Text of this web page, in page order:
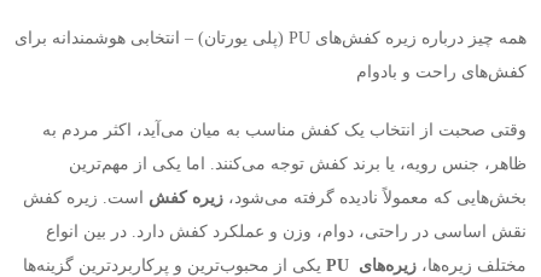
همه چیز درباره زیره کفش‌های PU (پلی یورتان) – انتخابی هوشمندانه برای
کفش‌های راحت و بادوام
وقتی صحبت از انتخاب یک کفش مناسب به میان می‌آید، اکثر مردم به
ظاهر، جنس رویه، یا برند کفش توجه می‌کنند. اما یکی از مهم‌ترین
بخش‌هایی که معمولاً نادیده گرفته می‌شود، زیره کفش است. زیره کفش
نقش اساسی در راحتی، دوام، وزن و عملکرد کفش دارد. در بین انواع
مختلف زیره‌ها، زیره‌های PU یکی از محبوب‌ترین و پرکاربردترین گزینه‌ها